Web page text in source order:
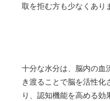
取を拒む方も少なくあり
十分な水分は、脳内の血
き渡ることで脳を活性化
り、認知機能を高める効